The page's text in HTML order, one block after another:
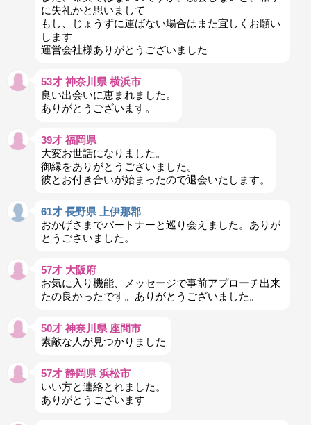
に失礼かと思いまして
もし、じょうずに運ばない場合はまた宜しくお願い
します
運営会社様ありがとうございました
53才 神奈川県 横浜市
良い出会いに恵まれました。
ありがとうございます。
39才 福岡県
大変お世話になりました。
御縁をありがとうございました。
彼とお付き合いが始まったので退会いたします。
61才 長野県 上伊那郡
おかげさまでパートナーと巡り会えました。ありが
とうごさいました。
57才 大阪府
お気に入り機能、メッセージで事前アプローチ出来
たの良かったです。ありがとうございました。
50才 神奈川県 座間市
素敵な人が見つかりました
57才 静岡県 浜松市
いい方と連絡とれました。
ありがとうございます